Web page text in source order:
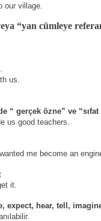
our village.
“yan cümleye
us.
“ gerçek özne” ve
us good teachers.
me become an
it.
expect, hear, tell,